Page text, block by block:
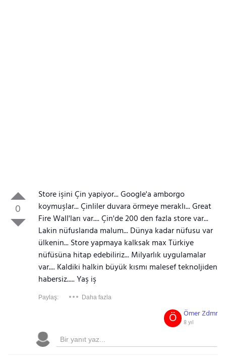
0
Store işini Çin yapiyor... Google'a amborgo
koymuşlar... Çinliler duvara örmeye meraklı... Great
Fire Wall'ları var.... Çin'de 200 den fazla store var...
Lakin nüfuslarıda malum... Dünya kadar nüfusu var
ülkenin... Store yapmaya kalksak max Türkiye
nüfüsüna hitap edebiliriz... Milyarlık uygulamalar
var.... Kaldiki halkin büyük kısmı malesef teknoljiden
habersiz..... Yaş iş
Paylaş: Daha fazla
Ömer Zdmr
8 yıl
Ö